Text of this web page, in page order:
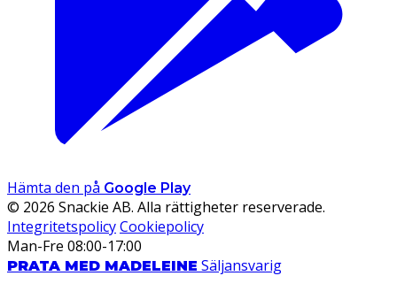
Hämta den på Google Play
© 2026 Snackie AB. Alla rättigheter reserverade.
IntegritetspolicyCookiepolicy
Man-Fre 08:00-17:00
PRATA MED MADELEINE Säljansvarig